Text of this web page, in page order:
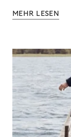
MEHR LESEN